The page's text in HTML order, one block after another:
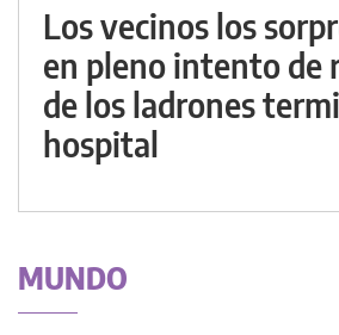
Los vecinos los
en pleno intento de
de los ladrones
hospital
MUNDO